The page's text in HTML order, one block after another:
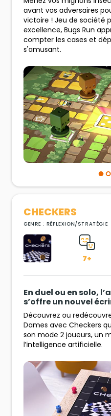
avant vos adversaires
victoire ! Jeu de société
excellence, Bugs Run
compter les cases et
s'amusant.
CHECKERS
GENRE : RÉFLEXION/STRATÉGIE
7+
En duel ou en solo,
s’offre un nouvel
Découvrez ou
Dames avec Checkers
son mode 2 joueurs, un
l’intelligence artificielle.